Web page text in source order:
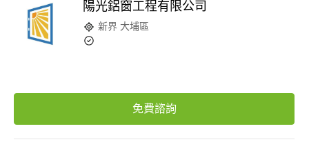
陽光鋁窗工程有限公司
新界 大埔區
免費諮詢